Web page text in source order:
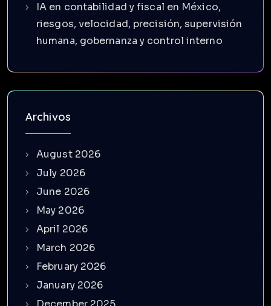
IA en contabilidad y fiscal en México,
riesgos, velocidad, precisión, supervisión
humana, gobernanza y control interno
Archivos
August 2026
July 2026
June 2026
May 2026
April 2026
March 2026
February 2026
January 2026